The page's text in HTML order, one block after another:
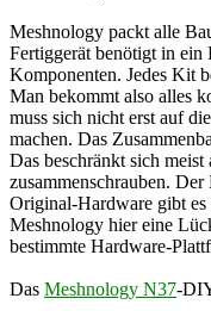
Meshnology packt alle
Fertiggerät benötigt in
Komponenten. Jedes Kit
Man bekommt also alles
muss sich nicht erst auf
machen. Das
Das beschränkt sich meist
zusammenschrauben.
Original-Hardware gibt es
Meshnology hier eine
bestimmte Hardware-
Das Meshnology N37-